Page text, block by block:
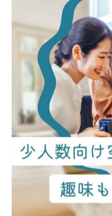
#ハン
カテ
全て
趣味
習い
ワー